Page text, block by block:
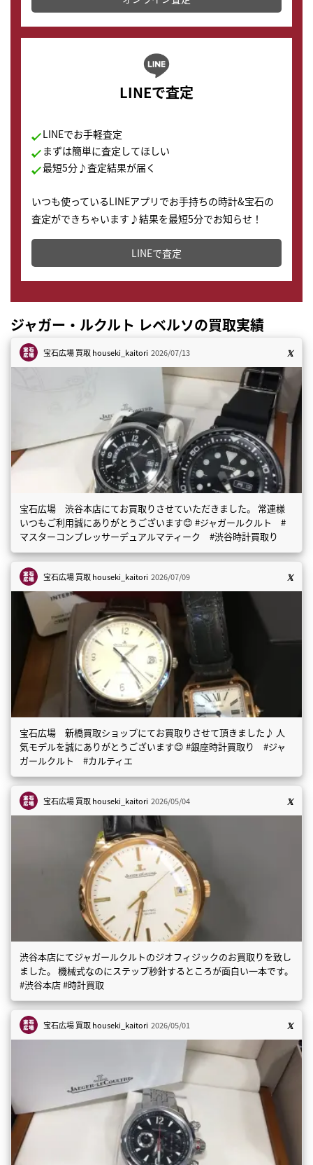
LINEで査定
LINEでお手軽査定
まずは簡単に査定してほしい
最短5分♪査定結果が届く
いつも使っているLINEアプリでお手持ちの時計&宝石の
査定ができちゃいます♪結果を最短5分でお知らせ！
どこからでもすぐに査定金額を知ることが出来ます。
LINEで査定
ジャガー・ルクルト レベルソの買取実績
宝石広場 買取houseki_kaitori 2026/07/13
宝石広場 渋谷本店にてお買取りさせていただきました。 常連様
いつもご利用誠にありがとうございます😊 #ジャガールクルト #
マスターコンプレッサーデュアルマティーク #渋谷時計買取り
宝石広場 買取houseki_kaitori 2026/07/09
宝石広場 新橋買取ショップにてお買取りさせて頂きました♪ 人
気モデルを誠にありがとうございます😊 #銀座時計買取り #ジャ
ガールクルト #カルティエ
宝石広場 買取houseki_kaitori 2026/05/04
渋谷本店にてジャガールクルトのジオフィジックのお買取りを致し
ました。 機械式なのにステップ秒針するところが面白い一本です。
#渋谷本店 #時計買取
宝石広場 買取houseki_kaitori 2026/05/01